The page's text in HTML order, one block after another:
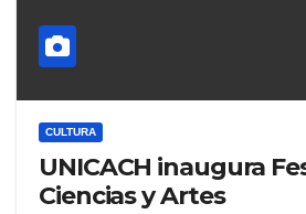
CULTURA
UNICACH inaugura
Ciencias y Artes